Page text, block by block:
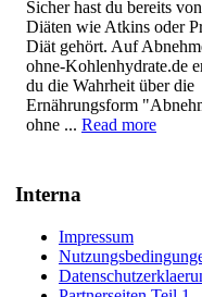
Sicher hast du bereits von
Diäten wie Atkins oder
Diät gehört. Auf
ohne-Kohlenhydrate.de
du die Wahrheit über die
Ernährungsform
ohne ... Read more
Interna
Impressum